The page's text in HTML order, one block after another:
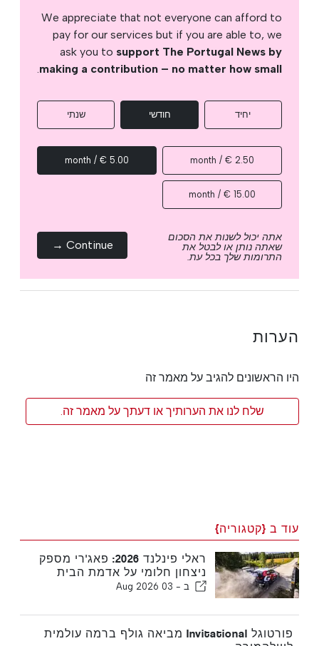
We appreciate that not everyone can afford to
pay for our services but if you are able to, we
ask you to support The Portugal News by
making a contribution – no matter how small
.
יחיד חודשי שנתי
2.50 € / month
5.00 € / month
15.00 € / month
אתה יכול לשנות את הסכום
שאתה נותן או לבטל את
התרומות שלך בכל עת.
Continue →
הערות
היו הראשונים להגיב על מאמר זה
שלח לנו את הערותיך או דעתך על מאמר זה.
עוד ב {קטגוריה}
ראלי פינלנד 2026: פאג'רי מספק
ניצחון חלומי על אדמת הבית
ב - 03 Aug 2026
פורטוגל Invitational מביאה גולף ברמה עולמית